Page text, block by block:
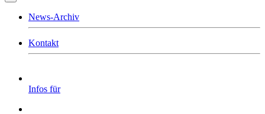
News-Archiv
Kontakt
Infos für